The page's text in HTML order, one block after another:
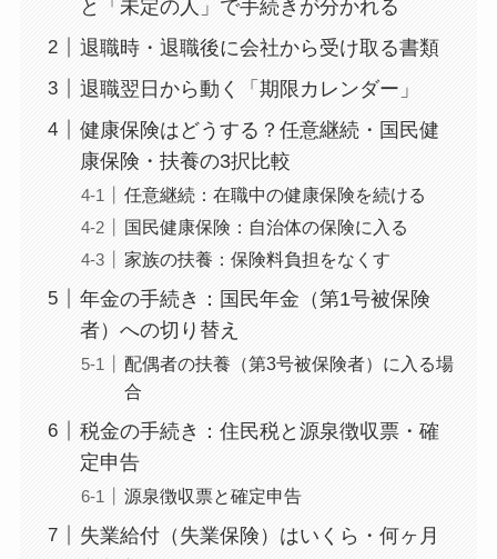
と「未定の人」で手続きが分かれる
退職時・退職後に会社から受け取る書類
退職翌日から動く「期限カレンダー」
健康保険はどうする？任意継続・国民健
康保険・扶養の3択比較
任意継続：在職中の健康保険を続ける
国民健康保険：自治体の保険に入る
家族の扶養：保険料負担をなくす
年金の手続き：国民年金（第1号被保険
者）への切り替え
配偶者の扶養（第3号被保険者）に入る場
合
税金の手続き：住民税と源泉徴収票・確
定申告
源泉徴収票と確定申告
失業給付（失業保険）はいくら・何ヶ月